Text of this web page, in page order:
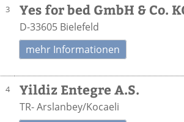
3 Yes for bed GmbH & Co.
D-33605 Bielefeld
mehr Informationen
4 Yildiz Entegre A.S.
TR- Arslanbey/Kocaeli